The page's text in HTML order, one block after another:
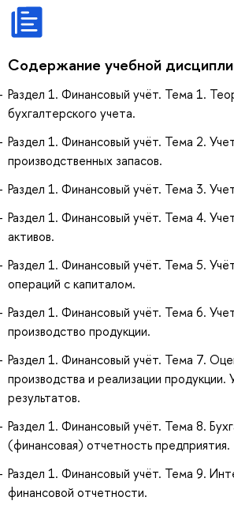
Содержание учебной
Раздел 1. Финансовый учёт. Тема 1.
бухгалтерского учета.
Раздел 1. Финансовый учёт. Тема 2.
производственных запасов.
Раздел 1. Финансовый учёт. Тема 3.
Раздел 1. Финансовый учёт. Тема 4.
активов.
Раздел 1. Финансовый учёт. Тема 5.
операций с капиталом.
Раздел 1. Финансовый учёт. Тема 6.
производство продукции.
Раздел 1. Финансовый учёт. Тема 7.
производства и реализации продукции.
результатов.
Раздел 1. Финансовый учёт. Тема 8.
(финансовая) отчетность предприятия.
Раздел 1. Финансовый учёт. Тема 9.
финансовой отчетности.